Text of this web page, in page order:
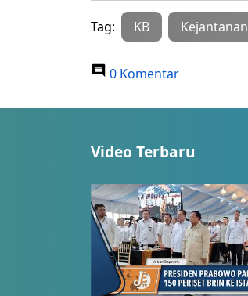
Tag: KB Kejantanan
0 Komentar
Video Terbaru